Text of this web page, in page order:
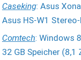
Caseking: Asus
Asus HS-W1
Comtech: Windows
32 GB Speicher (8,1